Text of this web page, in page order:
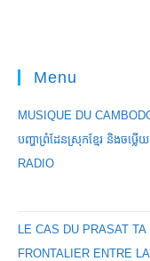
Menu
MUSIQUE DU
បញ្ហាព្រំដែនស្រុកខ្មែរ និងចឞ្លើយ
RADIO
LE CAS DU PRASAT
FRONTALIER ENTRE